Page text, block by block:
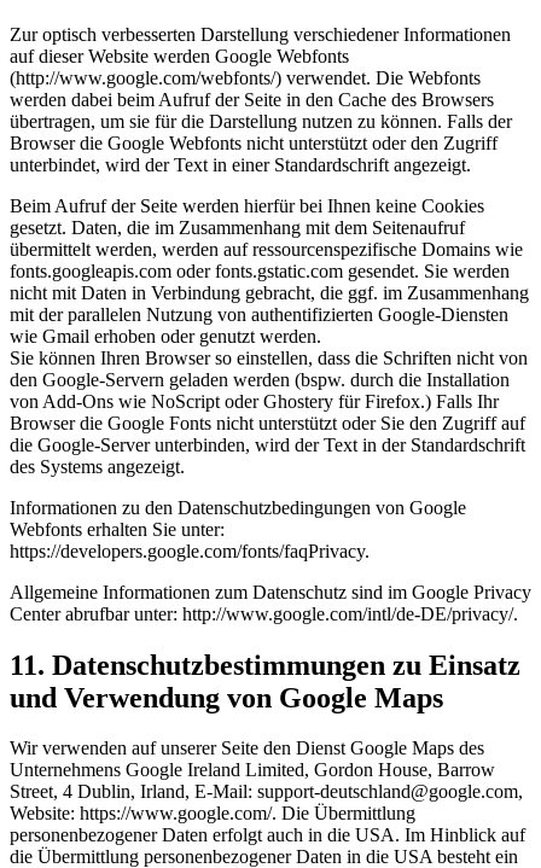
Zur optisch verbesserten Darstellung verschiedener Informationen
auf dieser Website werden Google Webfonts
(http://www.google.com/webfonts/) verwendet. Die Webfonts
werden dabei beim Aufruf der Seite in den Cache des Browsers
übertragen, um sie für die Darstellung nutzen zu können. Falls der
Browser die Google Webfonts nicht unterstützt oder den Zugriff
unterbindet, wird der Text in einer Standardschrift angezeigt.
Beim Aufruf der Seite werden hierfür bei Ihnen keine Cookies
gesetzt. Daten, die im Zusammenhang mit dem Seitenaufruf
übermittelt werden, werden auf ressourcenspezifische Domains wie
fonts.googleapis.com oder fonts.gstatic.com gesendet. Sie werden
nicht mit Daten in Verbindung gebracht, die ggf. im Zusammenhang
mit der parallelen Nutzung von authentifizierten Google-Diensten
wie Gmail erhoben oder genutzt werden.
Sie können Ihren Browser so einstellen, dass die Schriften nicht von
den Google-Servern geladen werden (bspw. durch die Installation
von Add-Ons wie NoScript oder Ghostery für Firefox.) Falls Ihr
Browser die Google Fonts nicht unterstützt oder Sie den Zugriff auf
die Google-Server unterbinden, wird der Text in der Standardschrift
des Systems angezeigt.
Informationen zu den Datenschutzbedingungen von Google
Webfonts erhalten Sie unter:
https://developers.google.com/fonts/faqPrivacy.
Allgemeine Informationen zum Datenschutz sind im Google Privacy
Center abrufbar unter: http://www.google.com/intl/de-DE/privacy/.
11. Datenschutzbestimmungen zu Einsatz
und Verwendung von Google Maps
Wir verwenden auf unserer Seite den Dienst Google Maps des
Unternehmens Google Ireland Limited, Gordon House, Barrow
Street, 4 Dublin, Irland, E-Mail: support-deutschland@google.com,
Website: https://www.google.com/. Die Übermittlung
personenbezogener Daten erfolgt auch in die USA. Im Hinblick auf
die Übermittlung personenbezogener Daten in die USA besteht ein